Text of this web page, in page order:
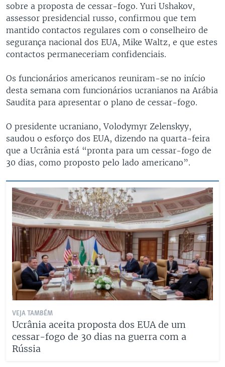
sobre a proposta de cessar-fogo. Yuri Ushakov,
assessor presidencial russo, confirmou que tem
mantido contactos regulares com o conselheiro de
segurança nacional dos EUA, Mike Waltz, e que estes
contactos permaneceriam confidenciais.
Os funcionários americanos reuniram-se no início
desta semana com funcionários ucranianos na Arábia
Saudita para apresentar o plano de cessar-fogo.
O presidente ucraniano, Volodymyr Zelenskyy,
saudou o esforço dos EUA, dizendo na quarta-feira
que a Ucrânia está “pronta para um cessar-fogo de
30 dias, como proposto pelo lado americano”.
VEJA TAMBÉM
Ucrânia aceita proposta dos EUA de um
cessar-fogo de 30 dias na guerra com a
Rússia